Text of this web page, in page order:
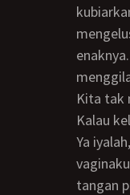
Kita tak mungkin bisa melakukannya di sini Mbak, kata Robby setengah berbisik,
Kalau
Ya iyalah, sahutku sambil menahan tangan Robby agar jangan menjauh dulu dari
tangan